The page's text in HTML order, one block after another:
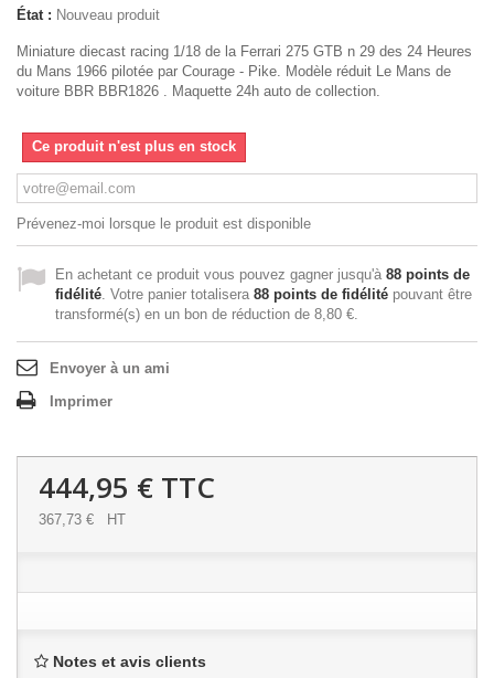
État : Nouveau produit
Miniature diecast racing 1/18 de la Ferrari 275 GTB n 29 des 24 Heures
du Mans 1966 pilotée par Courage - Pike. Modèle réduit Le Mans de
voiture BBR BBR1826 . Maquette 24h auto de collection.
Ce produit n'est plus en stock
Prévenez-moi lorsque le produit est disponible
En achetant ce produit vous pouvez gagner jusqu'à 88 points de
fidélité. Votre panier totalisera 88 points de fidélité pouvant être
transformé(s) en un bon de réduction de 8,80 €.
Envoyer à un ami
Imprimer
444,95 € TTC
367,73 € HT
Notes et avis clients